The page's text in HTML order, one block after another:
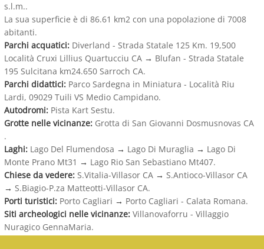
s.l.m..
La sua superficie è di 86.61 km2 con una popolazione di 7008
abitanti.
Parchi acquatici: Diverland - Strada Statale 125 Km. 19,500
Località Cruxi Lillius Quartucciu CA → Blufan - Strada Statale
195 Sulcitana km24.650 Sarroch CA.
Parchi didattici: Parco Sardegna in Miniatura - Località Riu
Lardi, 09029 Tuili VS Medio Campidano.
Autodromi: Pista Kart Sestu.
Grotte nelle vicinanze: Grotta di San Giovanni Dosmusnovas CA
.
Laghi: Lago Del Flumendosa → Lago Di Muraglia → Lago Di
Monte Prano Mt31 → Lago Rio San Sebastiano Mt407.
Chiese da vedere: S.Vitalia-Villasor CA → S.Antioco-Villasor CA
→ S.Biagio-P.za Matteotti-Villasor CA.
Porti turistici: Porto Cagliari → Porto Cagliari - Calata Romana.
Siti archeologici nelle vicinanze: Villanovaforru - Villaggio
Nuragico GennaMaria.